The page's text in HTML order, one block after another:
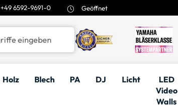
+49 6592-9691-0 Geöffnet
Holz Blech PA DJ Licht
LED
Video
Walls